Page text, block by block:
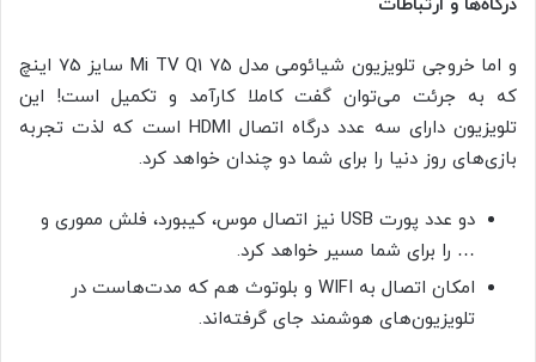
درگاه‌ها و ارتباطات
و اما خروجی تلویزیون شیائومی مدل Mi TV Q1 75 سایز 75 اینچ
که به جرئت می‌توان گفت کاملا کارآمد و تکمیل است! این
تلویزیون دارای سه عدد درگاه اتصال HDMI است که لذت تجربه
بازی‌های روز دنیا را برای شما دو چندان خواهد کرد.
دو عدد پورت USB نیز اتصال موس، کیبورد، فلش مموری و
… را برای شما مسیر خواهد کرد.
امکان اتصال به WIFI و بلوتوث هم که مدت‌هاست در
تلویزیون‌های هوشمند جای گرفته‌اند.